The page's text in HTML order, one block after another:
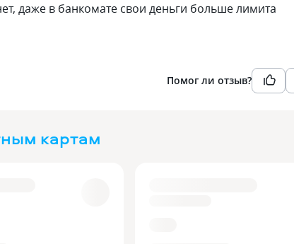
даже в банкомате свои деньги больше лимита
Помог ли отзыв?
картам